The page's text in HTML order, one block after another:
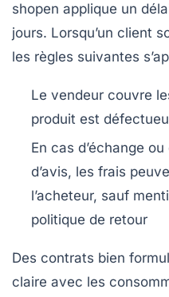
shopen applique un
jours. Lorsqu’un client
les règles suivantes
Le vendeur couvre
produit est
En cas d’échange
d’avis, les frais
l’acheteur, sauf
politique de retour
Des contrats bien
claire avec les